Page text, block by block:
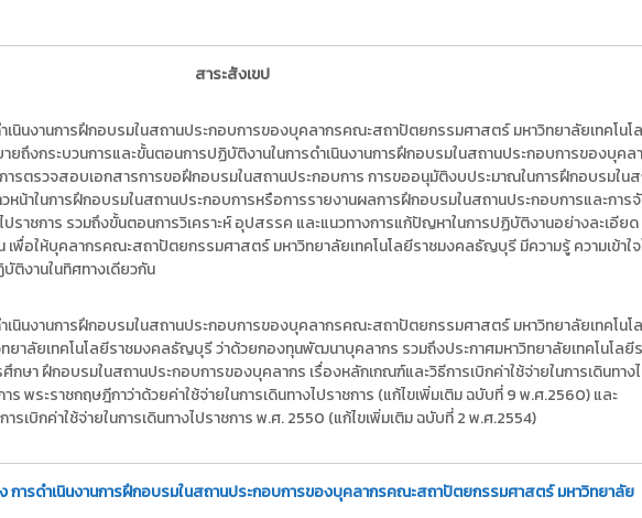
สาระสังเขป
เนินงานการฝึกอบรมในสถานประกอบการของบุคลากรคณะสถาปัตยกรรมศาสตร์ มหาวิทยาลัยเทคโนโ
ถึงกระบวนการและขั้นตอนการปฏิบัติงานในการดำเนินงานการฝึกอบรมในสถานประกอบการของบุคล
รตรวจสอบเอกสารการขอฝึกอบรมในสถานประกอบการ การขออนุมัติงบประมาณในการฝึกอบรมใน
หน้าในการฝึกอบรมในสถานประกอบการหรือการรายงานผลการฝึกอบรมในสถานประกอบการและการ
ไปราชการ รวมถึงขั้นตอนการวิเคราะห์ อุปสรรค และแนวทางการแก้ปัญหาในการปฏิบัติงานอย่างละเอียด
พื่อให้บุคลากรคณะสถาปัตยกรรมศาสตร์ มหาวิทยาลัยเทคโนโลยีราชมงคลธัญบุรี มีความรู้ ความเข้าใจ
ติงานในทิศทางเดียวกัน
เนินงานการฝึกอบรมในสถานประกอบการของบุคลากรคณะสถาปัตยกรรมศาสตร์ มหาวิทยาลัยเทคโนโ
ยาลัยเทคโนโลยีราชมงคลธัญบุรี ว่าด้วยกองทุนพัฒนาบุคลากร รวมถึงประกาศมหาวิทยาลัยเทคโนโลยี
ษา ฝึกอบรมในสถานประกอบการของบุคลากร เรื่องหลักเกณฑ์และวิธีการเบิกค่าใช้จ่ายในการเดินทาง
พระราชกฤษฎีกาว่าด้วยค่าใช้จ่ายในการเดินทางไปราชการ (แก้ไขเพิ่มเติม ฉบับที่ 9 พ.ศ.2560) และ
รเบิกค่าใช้จ่ายในการเดินทางไปราชการ พ.ศ. 2550 (แก้ไขเพิ่มเติม ฉบับที่ 2 พ.ศ.2554)
การดำเนินงานการฝึกอบรมในสถานประกอบการของบุคลากรคณะสถาปัตยกรรมศาสตร์ มหาวิทยาลัย